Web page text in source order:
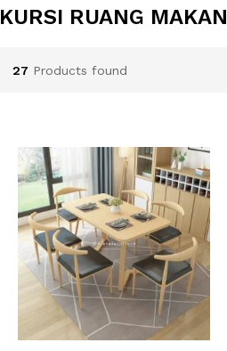
KURSI RUANG MAKAN
27 Products found